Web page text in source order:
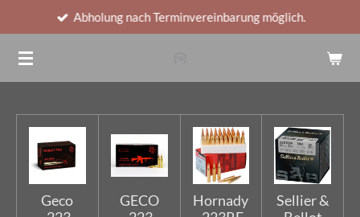
springen
Abholung nach Terminvereinbarung möglich.
Geco
GECO
Hornady
Sellier &